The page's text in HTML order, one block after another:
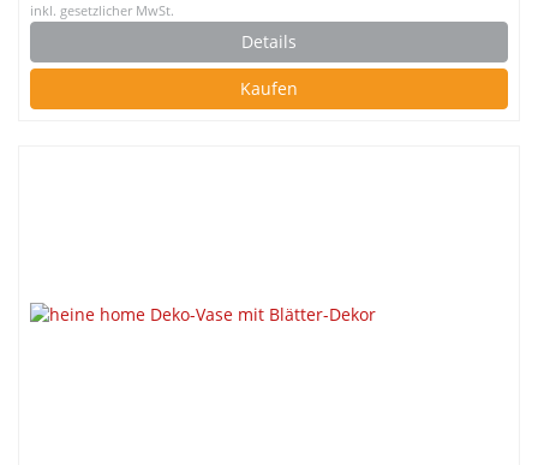
inkl. gesetzlicher MwSt.
Details
Kaufen